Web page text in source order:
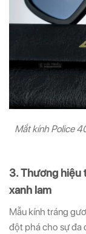
Mắt kính Police
3. Thương hiệu
xanh lam
Mẫu kính tráng
đột phá cho sự đa